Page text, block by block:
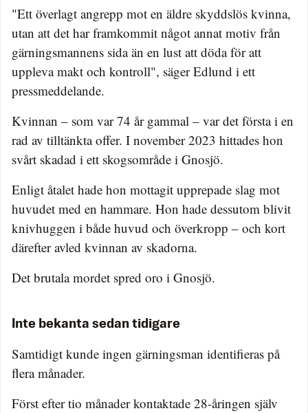
"Ett överlagt angrepp mot en äldre skyddslös kvinna,
utan att det har framkommit något annat motiv från
gärningsmannens sida än en lust att döda för att
uppleva makt och kontroll", säger Edlund i ett
pressmeddelande.
Kvinnan – som var 74 år gammal – var det första i en
rad av tilltänkta offer. I november 2023 hittades hon
svårt skadad i ett skogsområde i Gnosjö.
Enligt åtalet hade hon mottagit upprepade slag mot
huvudet med en hammare. Hon hade dessutom blivit
knivhuggen i både huvud och överkropp – och kort
därefter avled kvinnan av skadorna.
Det brutala mordet spred oro i Gnosjö.
Inte bekanta sedan tidigare
Samtidigt kunde ingen gärningsman identifieras på
flera månader.
Först efter tio månader kontaktade 28-åringen själv